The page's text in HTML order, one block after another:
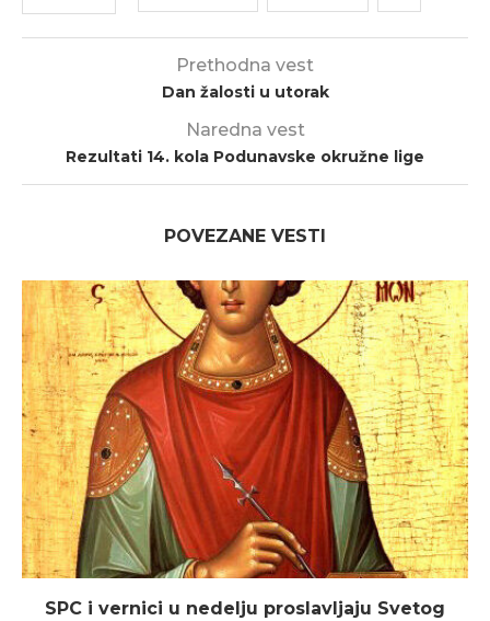
Prethodna vest
Dan žalosti u utorak
Naredna vest
Rezultati 14. kola Podunavske okružne lige
POVEZANE VESTI
SPC i vernici u nedelju proslavljaju Svetog